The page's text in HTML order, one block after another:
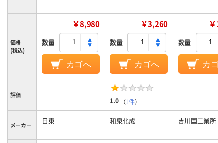
価格
(税込)
￥8,980
数量
カゴへ
￥3,260
数量
カゴへ
数量
カ
評価
1.0 （1件）
メーカー 日東 和泉化成 吉川国工業所